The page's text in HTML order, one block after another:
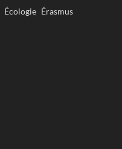
Écologie Érasmus